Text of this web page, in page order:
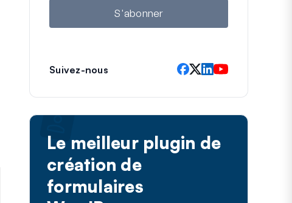
S'abonner
Suivez-nous
Le meilleur plugin de
création de
formulaires